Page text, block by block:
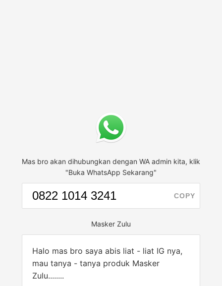
Mas bro akan dihubungkan dengan WA admin kita, klik
"Buka WhatsApp Sekarang"
COPY
Masker Zulu
Halo mas bro saya abis liat - liat IG nya,
mau tanya - tanya produk Masker
Zulu........